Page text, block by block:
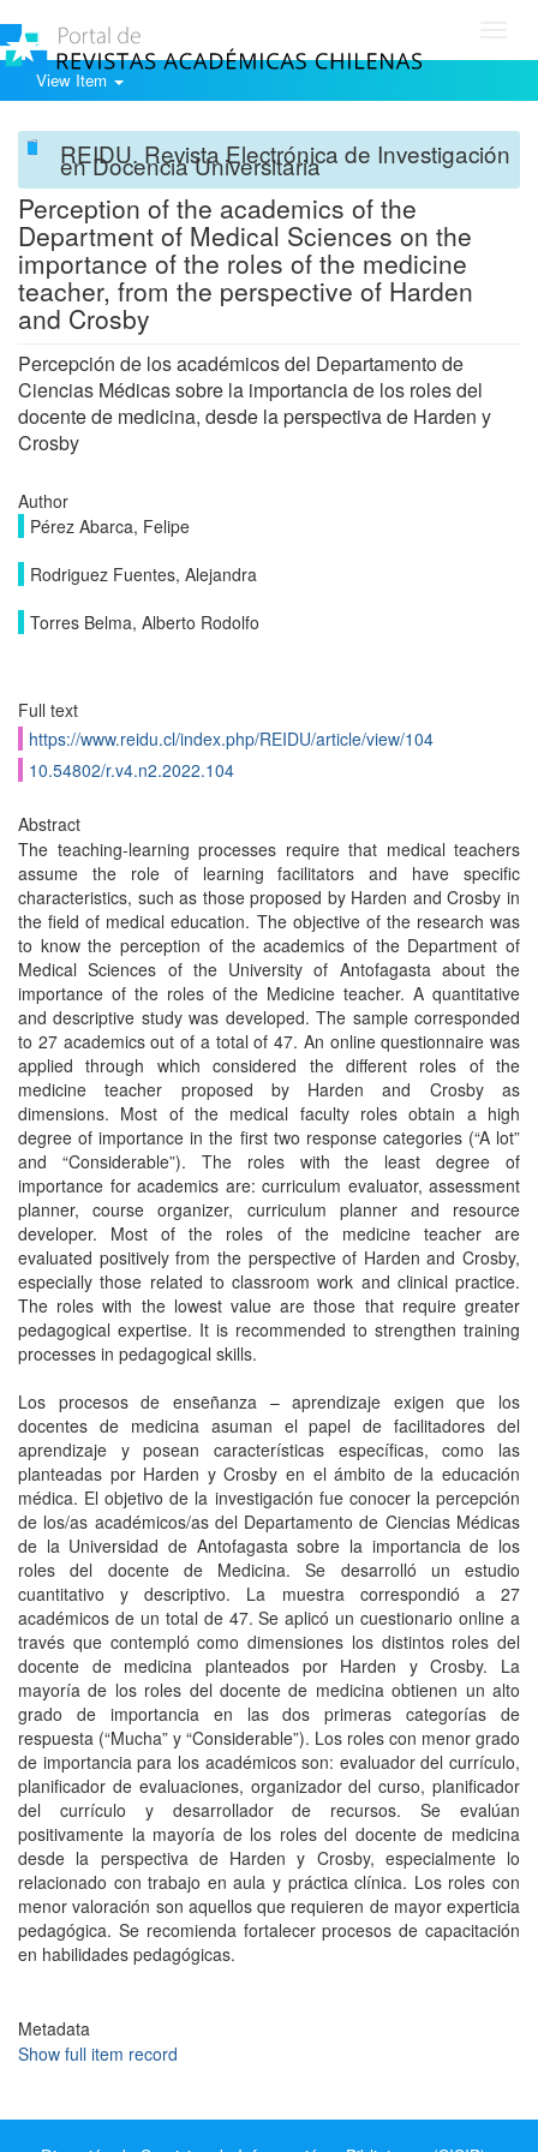
View Item
REIDU. Revista Electrónica de Investigación
en Docencia Universitaria
Perception of the academics of the
Department of Medical Sciences on the
importance of the roles of the medicine
teacher, from the perspective of Harden
and Crosby
Percepción de los académicos del Departamento de
Ciencias Médicas sobre la importancia de los roles del
docente de medicina, desde la perspectiva de Harden y
Crosby
Author
Pérez Abarca, Felipe
Rodriguez Fuentes, Alejandra
Torres Belma, Alberto Rodolfo
Full text
https://www.reidu.cl/index.php/REIDU/article/view/104
10.54802/r.v4.n2.2022.104
Abstract
The teaching-learning processes require that medical teachers
assume the role of learning facilitators and have specific
characteristics, such as those proposed by Harden and Crosby in
the field of medical education. The objective of the research was
to know the perception of the academics of the Department of
Medical Sciences of the University of Antofagasta about the
importance of the roles of the Medicine teacher. A quantitative
and descriptive study was developed. The sample corresponded
to 27 academics out of a total of 47. An online questionnaire was
applied through which considered the different roles of the
medicine teacher proposed by Harden and Crosby as
dimensions. Most of the medical faculty roles obtain a high
degree of importance in the first two response categories (“A lot”
and “Considerable”). The roles with the least degree of
importance for academics are: curriculum evaluator, assessment
planner, course organizer, curriculum planner and resource
developer. Most of the roles of the medicine teacher are
evaluated positively from the perspective of Harden and Crosby,
especially those related to classroom work and clinical practice.
The roles with the lowest value are those that require greater
pedagogical expertise. It is recommended to strengthen training
processes in pedagogical skills.
Los procesos de enseñanza – aprendizaje exigen que los
docentes de medicina asuman el papel de facilitadores del
aprendizaje y posean características específicas, como las
planteadas por Harden y Crosby en el ámbito de la educación
médica. El objetivo de la investigación fue conocer la percepción
de los/as académicos/as del Departamento de Ciencias Médicas
de la Universidad de Antofagasta sobre la importancia de los
roles del docente de Medicina. Se desarrolló un estudio
cuantitativo y descriptivo. La muestra correspondió a 27
académicos de un total de 47. Se aplicó un cuestionario online a
través que contempló como dimensiones los distintos roles del
docente de medicina planteados por Harden y Crosby. La
mayoría de los roles del docente de medicina obtienen un alto
grado de importancia en las dos primeras categorías de
respuesta (“Mucha” y “Considerable”). Los roles con menor grado
de importancia para los académicos son: evaluador del currículo,
planificador de evaluaciones, organizador del curso, planificador
del currículo y desarrollador de recursos. Se evalúan
positivamente la mayoría de los roles del docente de medicina
desde la perspectiva de Harden y Crosby, especialmente lo
relacionado con trabajo en aula y práctica clínica. Los roles con
menor valoración son aquellos que requieren de mayor experticia
pedagógica. Se recomienda fortalecer procesos de capacitación
en habilidades pedagógicas.
Metadata
Show full item record